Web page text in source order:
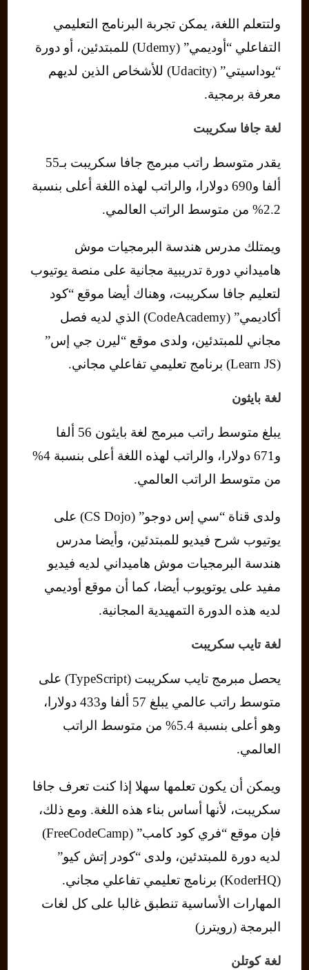
ولتتعلم اللغة، يمكن تجربة البرنامج التعليمي
التفاعلي “أوديمي” (Udemy) للمبتدئين، أو دورة
“يوداسيتي” (Udacity) للأشخاص الذين لديهم
معرفة برمجية.
لغة جافا سكريبت
يقدر متوسط راتب مبرمج جافا سكريبت بـ55
ألفا و690 دولارا، والراتب لهذه اللغة أعلى بنسبة
2.2% من متوسط ​​الراتب العالمي.
ويمتلك مدرس هندسة البرمجيات موش
هاميداني دورة تدريبية مجانية على منصة يوتيوب
لتعليم جافا سكريبت، وهناك أيضا موقع “كود
أكاديمي” (CodeAcademy) الذي لديه فصل
مجاني للمبتدئين، ولدى موقع “ليرن جي إس”
(Learn JS) برنامج تعليمي تفاعلي مجاني.
لغة بايثون
يبلغ متوسط ​​راتب مبرمج لغة بايثون 56 ألفا
و671 دولارا، والراتب لهذه اللغة أعلى بنسبة 4%
من متوسط ​​الراتب العالمي.
ولدى قناة “سي إس دوجو” (CS Dojo) على
يوتيوب شرح فيديو للمبتدئين، وأيضا مدرس
هندسة البرمجيات موش هاميداني لديه فيديو
مفيد على يوتويوب أيضا، كما أن موقع أوديمي
لديه هذه الدورة التمهيدية المجانية.
لغة تايب سكريبت
يحصل مبرمج تايب سكريبت (TypeScript) على
متوسط ​​راتب عالمي يبلغ 57 ألفا و433 دولارا،
وهو أعلى بنسبة 5.4% من متوسط ​​الراتب
العالمي.
ويمكن أن يكون تعلمها سهلا إذا كنت تعرف جافا
سكريبت، لأنها أساس بناء هذه اللغة. ومع ذلك،
فإن موقع “فري كود كامب” (FreeCodeCamp)
لديه دورة للمبتدئين، ولدى “كودر إتش كيو”
(KoderHQ) برنامج تعليمي تفاعلي مجاني.
المهارات الأساسية تنطبق غالبا على كل لغات
البرمجة (رويترز)
لغة كوتلن